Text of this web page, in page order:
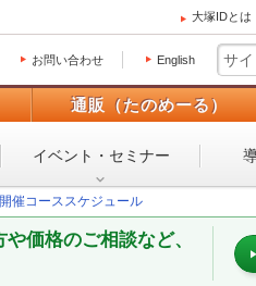
大塚IDとは
お問い合わせ English
通販（たのめーる）
イベント・ セミナー
催コーススケジュール
価格のご相談など、